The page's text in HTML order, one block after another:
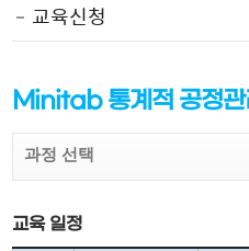
교육신청
Minitab 통계적 공정
과정 선택
교육 일정